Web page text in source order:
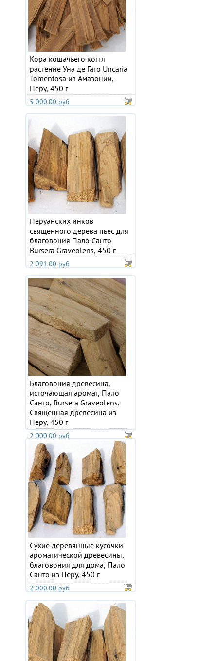
Кора кошачьего когтя
растение Уна де Гато Uncaria
Tomentosa из Амазонии,
Перу, 450 г
5 000.00 руб
Перуанских инков
священного дерева пьес для
благовония Пало Санто
Bursera Graveolens, 450 г
2 091.00 руб
Благовония древесина,
источающая аромат, Пало
Санто, Bursera Graveolens.
Священная древесина из
Перу, 450 г
2 000.00 руб
Сухие деревянные кусочки
ароматической древесины,
благовония для дома, Пало
Санто из Перу, 450 г
2 000.00 руб